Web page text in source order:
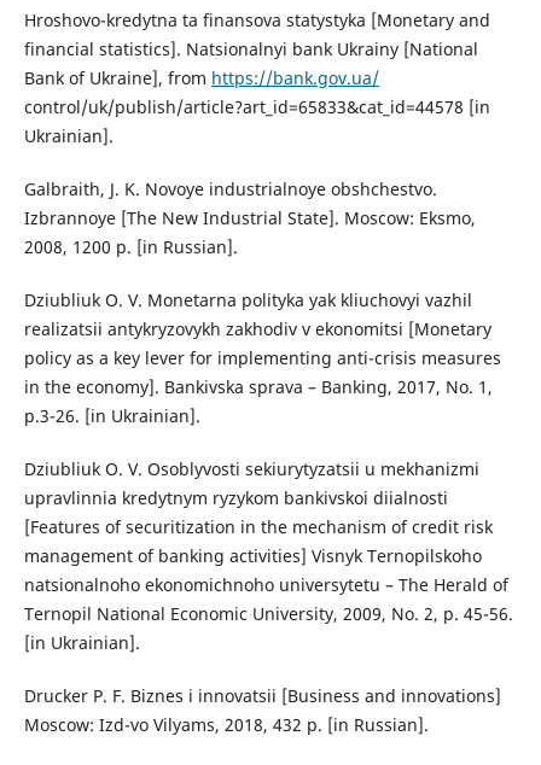
Hroshovo-kredytna ta finansova statystyka [Monetary and
financial statistics]. Natsionalnyi bank Ukrainy [National
Bank of Ukraine], from https://bank.gov.ua/
control/uk/publish/article?art_id=65833&cat_id=44578 [in
Ukrainian].
Galbraith, J. K. Novoye industrialnoye obshchestvo.
Izbrannoye [The New Industrial State]. Moscow: Eksmo,
2008, 1200 p. [in Russian].
Dziubliuk O. V. Monetarna polityka yak kliuchovyi vazhil
realizatsii antykryzovykh zakhodiv v ekonomitsi [Monetary
policy as a key lever for implementing anti-crisis measures
in the economy]. Bankivska sprava – Banking, 2017, No. 1,
p.3-26. [in Ukrainian].
Dziubliuk O. V. Osoblyvosti sekiurytyzatsii u mekhanizmi
upravlinnia kredytnym ryzykom bankivskoi diialnosti
[Features of securitization in the mechanism of credit risk
management of banking activities] Visnyk Ternopilskoho
natsionalnoho ekonomichnoho universytetu – The Herald of
Ternopil National Economic University, 2009, No. 2, p. 45-56.
[in Ukrainian].
Drucker P. F. Biznes i innovatsii [Business and innovations]
Moscow: Izd-vo Vilyams, 2018, 432 p. [in Russian].